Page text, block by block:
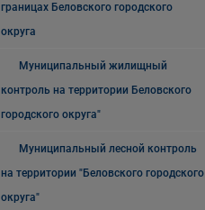
границах Беловского городского
округа
Муниципальный жилищный
контроль на территории Беловского
городского округа"
Муниципальный лесной контроль
на территории "Беловского городского
округа"